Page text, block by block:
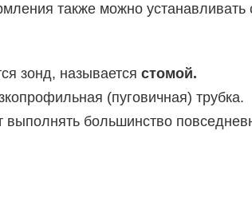
также можно устанавливать
зонд, называется стомой.
(пуговичная) трубка.
выполнять большинство